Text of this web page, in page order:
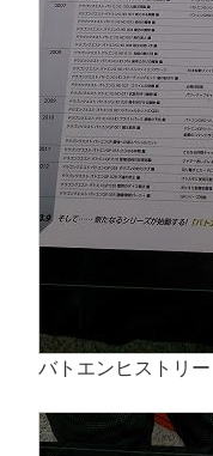
バトエンヒストリー